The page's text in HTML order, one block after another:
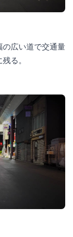
広い道で交通量
る。